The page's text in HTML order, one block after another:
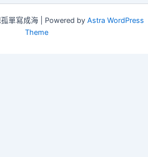
單寫成海 | Powered by Astra WordPress
Theme